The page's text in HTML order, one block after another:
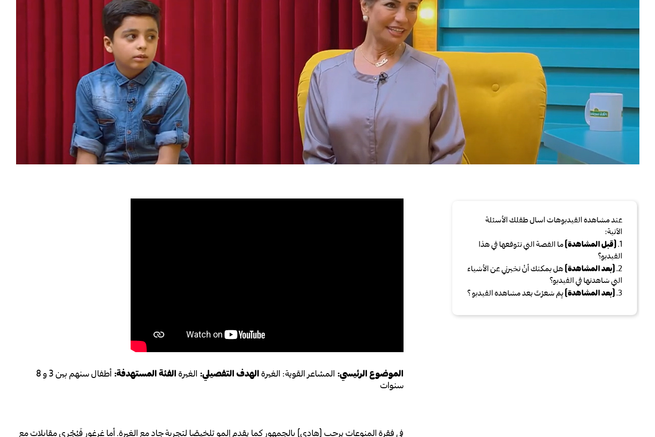
الموضوع الرئيسي: المشاعر القوية: الغيرةالهدف التفصيلي: الغيرةالفئة المستهدفة:
أطفال سنهم بين 3 و 8
سنوات
عند مشاهدة الفيديوهات اسال طفلك الأسئلة
الآتية:
1. (قبل المشاهدة)ما القصة التي تتوقعها في هذا
الفيديو؟
2. (بعد المشاهدة)هل يمكنك أنْ تخبرني عن الأشياء
التي شاهدتها في الفيديو؟
3. (بعد المشاهدة)بِمَ شعرْتَ بعد مشاهدة الفيديو ؟